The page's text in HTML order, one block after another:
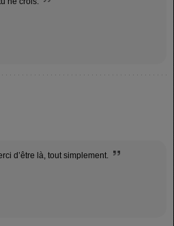
d’être là, tout simplement.